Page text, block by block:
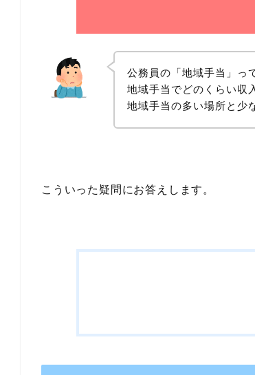
公務員の「地域手当」っ
地域手当でどのくらい収
地域手当の多い場所と少
こういった疑問にお答えします。